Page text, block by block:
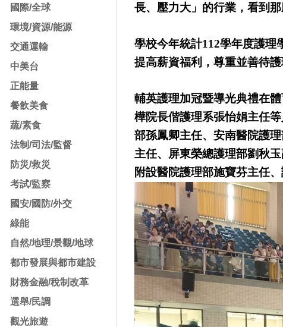
國際/全球
環境/資源/能源
交通運輸
中美台
正能量
餐飲美食
蔬/素食
法制/司法/監督
防災/救災
考試/監察
國安/國防/外交
綠能
自然/地理/景觀/地球
都市發展與都市建設
財務金融/稅制改革
選舉/民調
觀光旅遊
長、壓力大」的行業，看到
學校今年統計112學年度護理
提高薪資福利，尊重並善待護
輔英護理加冠暨導光典禮在
樺院長偕護理系張怡娟主任
部孫鳳卿主任、安南醫院護
主任、屏東榮總護理部劉秋
附設醫院護理部施寶芬主任